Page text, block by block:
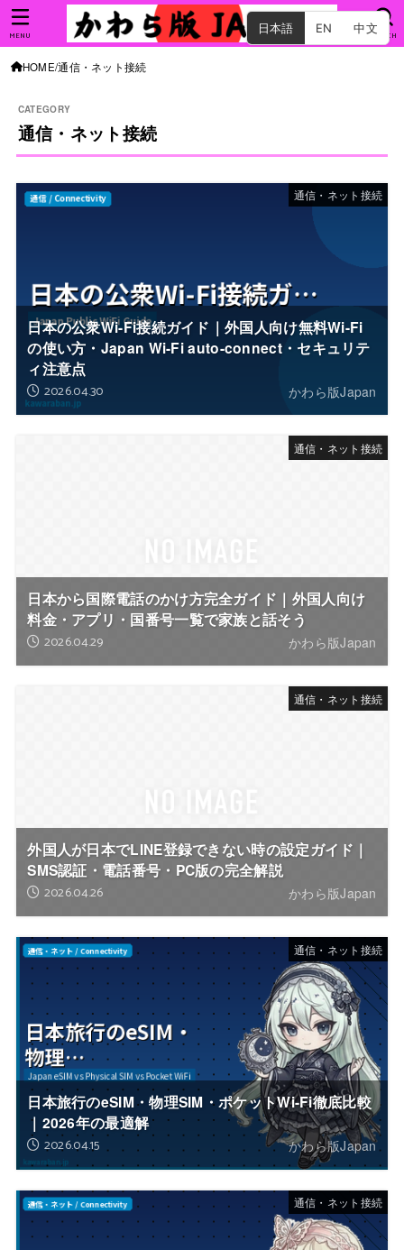
日本語 EN 中文
SEARCH
MENU
HOME 通信・ネット接続
通信・ネット接続
通信・ネット接続
日本の公衆Wi-Fi接続ガイド｜外国人向け無料Wi-Fi
の使い方・Japan Wi-Fi auto-connect・セキュリテ
ィ注意点
2026.04.30
かわら版Japan
通信・ネット接続
日本から国際電話のかけ方完全ガイド｜外国人向け
料金・アプリ・国番号一覧で家族と話そう
2026.04.29
かわら版Japan
通信・ネット接続
外国人が日本でLINE登録できない時の設定ガイド｜
SMS認証・電話番号・PC版の完全解説
2026.04.26
かわら版Japan
通信・ネット接続
日本旅行のeSIM・物理SIM・ポケットWi-Fi徹底比較
｜2026年の最適解
2026.04.15
かわら版Japan
通信・ネット接続